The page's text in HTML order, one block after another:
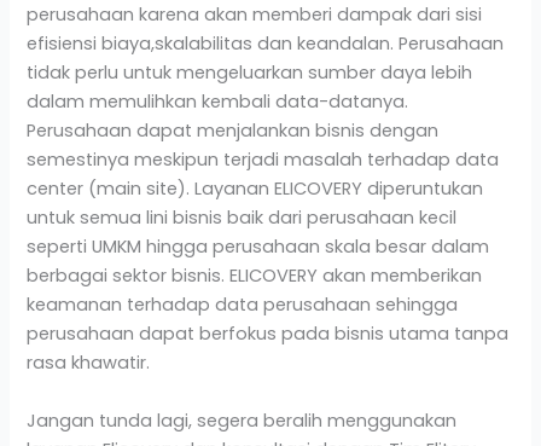
perusahaan karena akan memberi dampak dari sisi
efisiensi biaya,skalabilitas dan keandalan. Perusahaan
tidak perlu untuk mengeluarkan sumber daya lebih
dalam memulihkan kembali data-datanya.
Perusahaan dapat menjalankan bisnis dengan
semestinya meskipun terjadi masalah terhadap data
center (main site). Layanan ELICOVERY diperuntukan
untuk semua lini bisnis baik dari perusahaan kecil
seperti UMKM hingga perusahaan skala besar dalam
berbagai sektor bisnis. ELICOVERY akan memberikan
keamanan terhadap data perusahaan sehingga
perusahaan dapat berfokus pada bisnis utama tanpa
rasa khawatir.
Jangan tunda lagi, segera beralih menggunakan